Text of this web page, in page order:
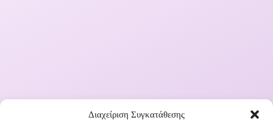
Διαχείριση Συγκατάθεσης